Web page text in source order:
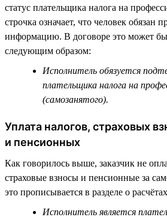
статус плательщика налога на
строчка означает, что человек обязан
информацию. В договоре это может
следующим образом:
Исполнитель обязуется
плательщика налога на
(самозанятого).
Уплата налогов, страховых
и пенсионных
Как говорилось выше, заказчик не
страховые взносы и пенсионные за
это прописывается в разделе о
Исполнитель является